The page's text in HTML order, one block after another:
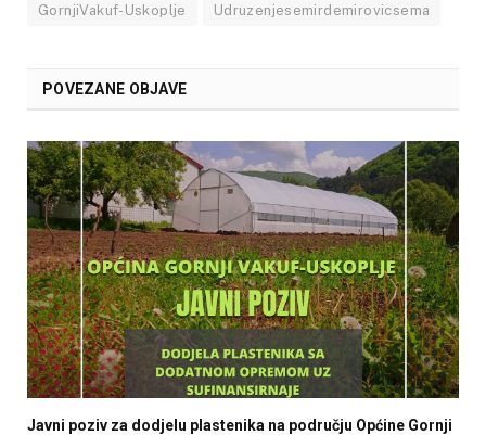
GornjiVakuf-Uskoplje Udruzenjesemirdemirovicsema
POVEZANE OBJAVE
Javni poziv za dodjelu plastenika na području Općine Gornji